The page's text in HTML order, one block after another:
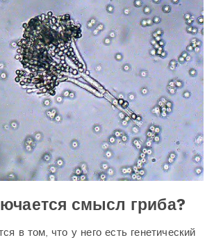
смысл гриба?
в том, что у него есть генетический